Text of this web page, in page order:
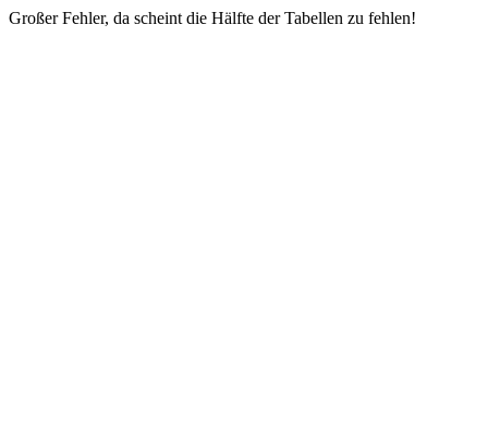
Großer Fehler, da scheint die Hälfte der Tabellen zu fehlen!